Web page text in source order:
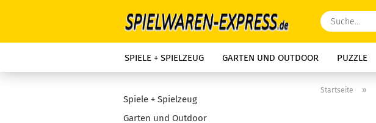
SPIELE + SPIELZEUG GARTEN UND OUTDOOR PUZZLE
Startseite »
Spiele + Spielzeug
Garten und Outdoor